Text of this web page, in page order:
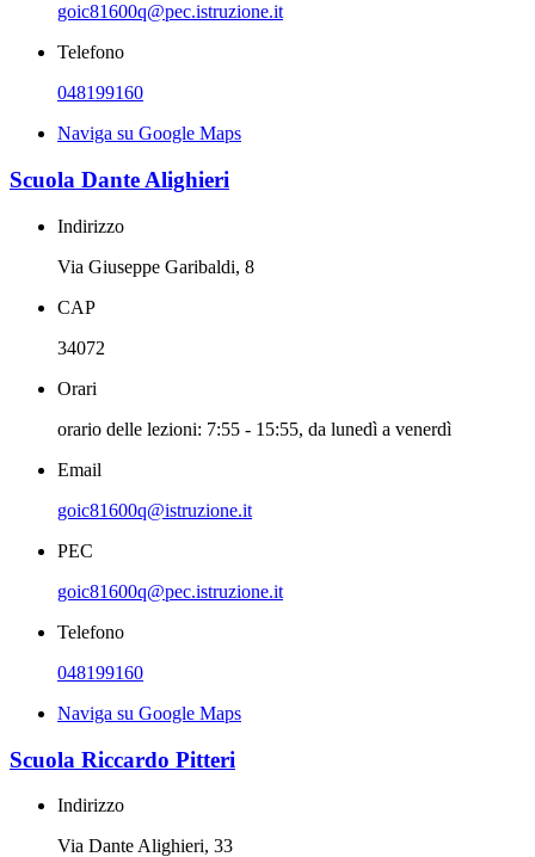
goic81600q@pec.istruzione.it
Telefono
048199160
Naviga su Google Maps
Scuola Dante Alighieri
Indirizzo
Via Giuseppe Garibaldi, 8
CAP
34072
Orari
orario delle lezioni: 7:55 - 15:55, da lunedì a venerdì
Email
goic81600q@istruzione.it
PEC
goic81600q@pec.istruzione.it
Telefono
048199160
Naviga su Google Maps
Scuola Riccardo Pitteri
Indirizzo
Via Dante Alighieri, 33